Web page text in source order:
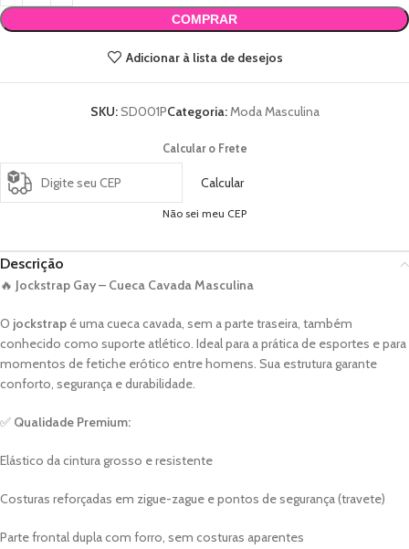
COMPRAR
Adicionar à lista de desejos
SKU:SD001PCategoria:Moda Masculina
Calcular o Frete
Calcular
Não sei meu CEP
Descrição
🔥 Jockstrap Gay – Cueca Cavada Masculina
O jockstrap é uma cueca cavada, sem a parte traseira, também
conhecido como suporte atlético. Ideal para a prática de esportes e para
momentos de fetiche erótico entre homens. Sua estrutura garante
conforto, segurança e durabilidade.
✅ Qualidade Premium:
Elástico da cintura grosso e resistente
Costuras reforçadas em zigue-zague e pontos de segurança (travete)
Parte frontal dupla com forro, sem costuras aparentes